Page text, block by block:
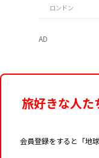
雑貨/お菓子/
ロンドン
AD
旅好きな人た
会員登録をすると「地